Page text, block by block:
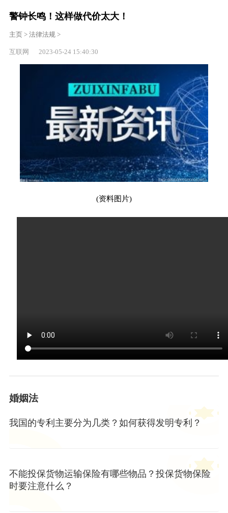
警钟长鸣！这样做代价太大！
主页> 法律法规>
互联网 2023-05-24 15:40:30
(资料图片)
婚姻法
我国的专利主要分为几类？如何获得发明专利？
不能投保货物运输保险有哪些物品？投保货物保险
时要注意什么？